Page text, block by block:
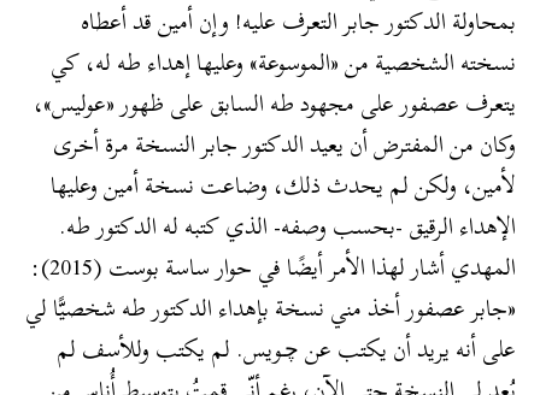
بمحاولة الدكتور جابر التعرف عليه! وإن أمين قد أعطاه
نسخته الشخصية من «الموسوعة» وعليها إهداء طه له، كي
يتعرف عصفور على مجهود طه السابق على ظهور «عوليس»،
وكان من المفترض أن يعيد الدكتور جابر النسخة مرة أخرى
لأمين، ولكن لم يحدث ذلك، وضاعت نسخة أمين وعليها
الإهداء الرقيق -بحسب وصفه- الذي كتبه له الدكتور طه.
المهدي أشار لهذا الأمر أيضًا في حوار ساسة بوست (2015):
«جابر عصفور أخذ مني نسخة بإهداء الدكتور طه شخصيًّا لي
على أنه يريد أن يكتب عن ﭼـويس. لم يكتب وللأسف لم